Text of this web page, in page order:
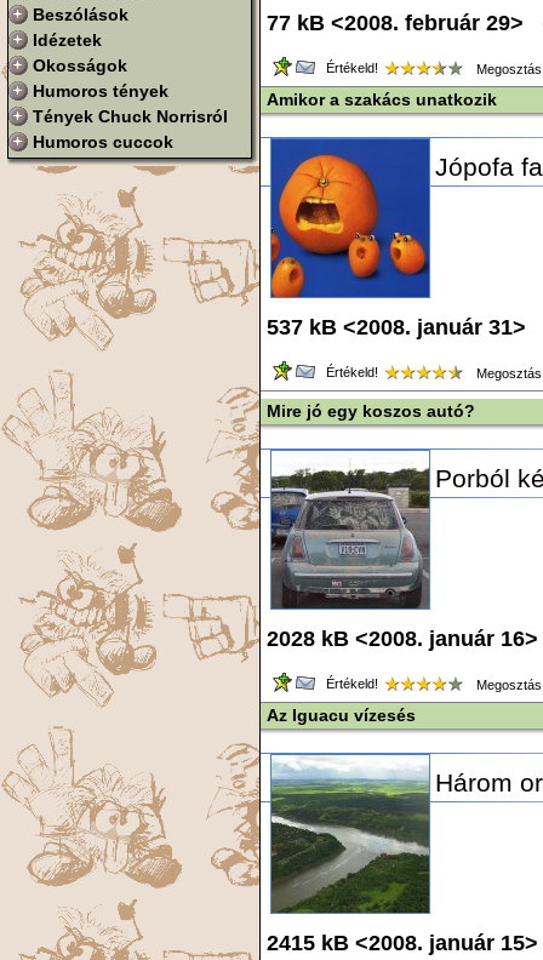
Beszólások
Idézetek
Okosságok
Humoros tények
Tények Chuck Norrisról
Humoros cuccok
77 kB <2008. február 29>
Értékeld!
Amikor a szakács unatkozik
Jópofa
537 kB <2008. január 31>
Értékeld!
Mire jó egy koszos autó?
Porból
2028 kB <2008. január
Értékeld!
Az Iguacu vízesés
Három
2415 kB <2008. január